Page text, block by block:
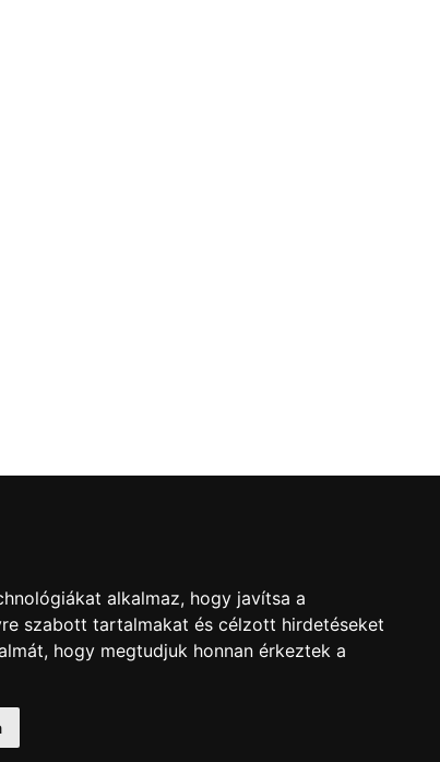
alkalmaz, hogy javítsa a
szabott tartalmakat és célzott hirdetéseket
hogy megtudjuk honnan érkeztek a